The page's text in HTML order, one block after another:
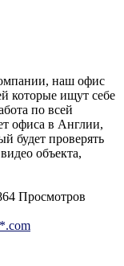
наш офис
которые ищут себе
по всей
офиса в Англии,
будет проверять
объекта,
Просмотров